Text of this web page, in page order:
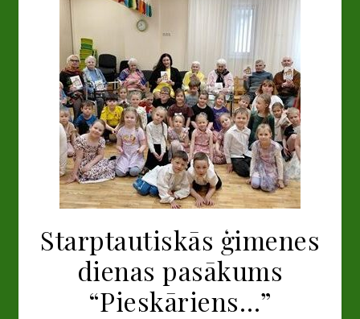
Starptautiskās ģimenes
dienas pasākums
“Pieskāriens…”